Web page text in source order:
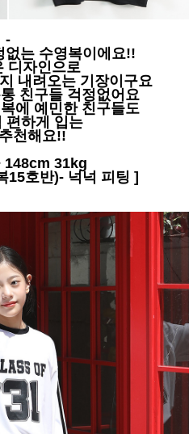
-
없는 수영복이에요!!
디자인으로
내려오는 기장이구요
친구들 걱정없어요
에 예민한 친구들도
편하게 입는
천해요!!
148cm 31kg
15호반)- 넉넉 피팅 ]